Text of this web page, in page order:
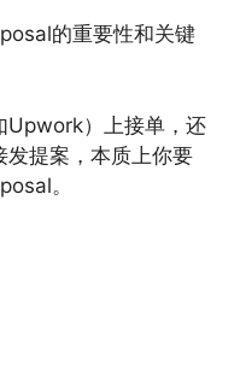
的重要性和关键
Upwork）上接单，还
发提案，本质上你要
。